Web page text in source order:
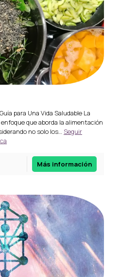
para Una Vida Saludable La
que aborda la alimentación
no solo los… Seguir
Más información